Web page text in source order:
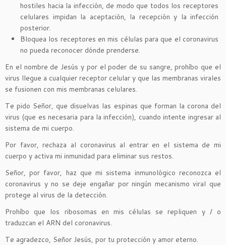
hostiles hacia la infección, de modo que todos los receptores
celulares impidan la aceptación, la recepción y la infección
posterior.
Bloquea los receptores en mis células para que el coronavirus
no pueda reconocer dónde prenderse.
En el nombre de Jesús y por el poder de su sangre, prohíbo que el
virus llegue a cualquier receptor celular y que las membranas virales
se fusionen con mis membranas celulares.
Te pido Señor, que disuelvas las espinas que forman la corona del
virus (que es necesaria para la infección), cuando intente ingresar al
sistema de mi cuerpo.
Por favor, rechaza al coronavirus al entrar en el sistema de mi
cuerpo y activa mi inmunidad para eliminar sus restos.
Señor, por favor, haz que mi sistema inmunológico reconozca el
coronavirus y no se deje engañar por ningún mecanismo viral que
protege al virus de la detección.
Prohíbo que los ribosomas en mis células se repliquen y / o
traduzcan el ARN del coronavirus.
Te agradezco, Señor Jesús, por tu protección y amor eterno.